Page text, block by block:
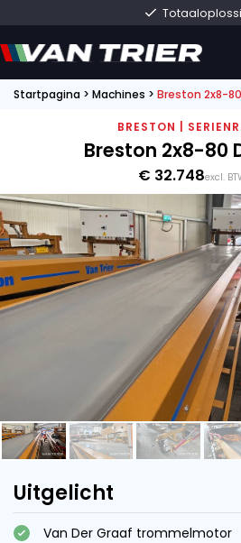
Startpagina > Machines > Breston 2x8-
BRESTON |
Breston 2x8-80
€ 32.748excl.
Uitgelicht
Van Der Graaf trommelmotor